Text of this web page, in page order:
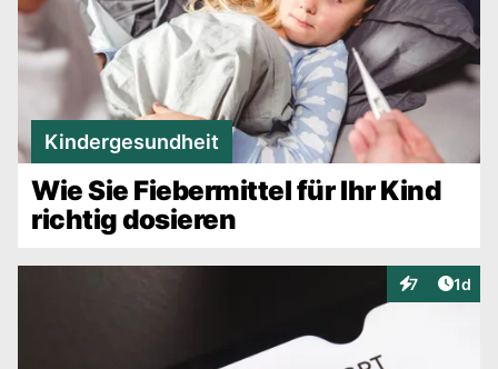
Kindergesundheit
Wie Sie Fiebermittel für Ihr Kind
richtig dosieren
7
Interaktionen
1d